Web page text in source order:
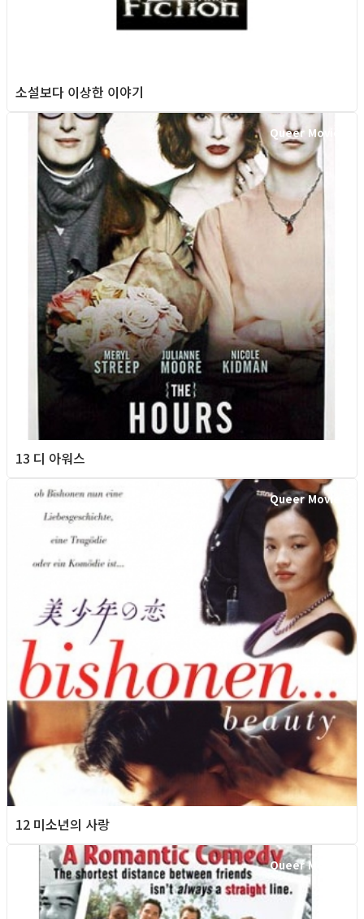
소설보다 이상한 이야기
Queer Movie
13 디 아워스
Queer Movie
12 미소년의 사랑
Queer Movie